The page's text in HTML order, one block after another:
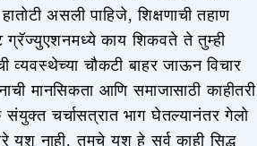
असली पाहिजे, शिक्षणाची तहाण
काय शिकवते ते तुम्ही
व्यवस्थेच्या चौकटी बाहर जाऊन विचार
मानसिकता आणि समाजासाठी काहीतरी
चर्चासत्रात भाग घेतल्यानंतर गेलो
यश नाही. तुमचे यश हे सर्व काही सिद्ध